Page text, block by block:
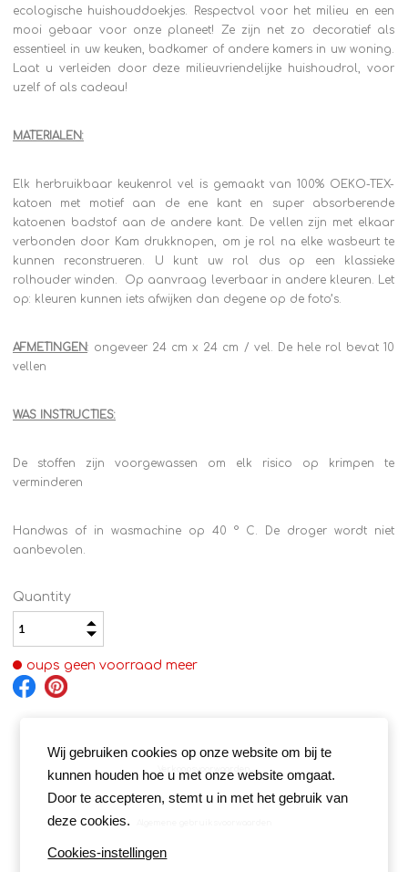
ecologische huishouddoekjes. Respectvol voor het milieu en een
mooi gebaar voor onze planeet! Ze zijn net zo decoratief als
essentieel in uw keuken, badkamer of andere kamers in uw woning.
Laat u verleiden door deze milieuvriendelijke huishoudrol, voor
uzelf of als cadeau!
MATERIALEN:
Elk herbruikbaar keukenrol vel is gemaakt van 100% OEKO-TEX-
katoen met motief aan de ene kant en super absorberende
katoenen badstof aan de andere kant. De vellen zijn met elkaar
verbonden door Kam drukknopen, om je rol na elke wasbeurt te
kunnen reconstrueren. U kunt uw rol dus op een klassieke
rolhouder winden. Op aanvraag leverbaar in andere kleuren. Let
op: kleuren kunnen iets afwijken dan degene op de foto’s.
AFMETINGEN: ongeveer 24 cm x 24 cm / vel. De hele rol bevat 10
vellen
WAS INSTRUCTIES:
De stoffen zijn voorgewassen om elk risico op krimpen te
verminderen
Handwas of in wasmachine op 40 ° C. De droger wordt niet
aanbevolen.
Quantity
oups geen voorraad meer
Verkoopsvoorwaarden
Wij gebruiken cookies op onze website om bij te
kunnen houden hoe u met onze website omgaat.
Door te accepteren, stemt u in met het gebruik van
deze cookies.
Cookies-instellingen